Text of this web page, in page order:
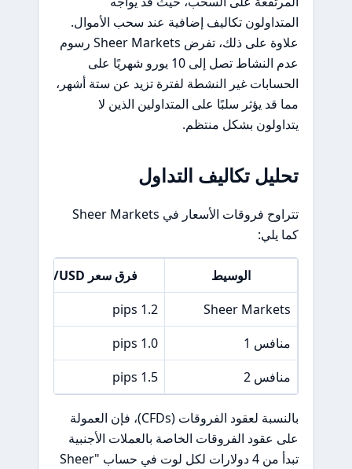
المتداولون تكاليف إضافية عند سحب الأموال.
علاوة على ذلك، تفرض Sheer Markets رسوم
عدم النشاط تصل إلى 10 يورو شهريًا على
الحسابات غير النشطة لفترة تزيد عن ستة أشهر،
مما قد يؤثر سلبًا على المتداولين الذين لا
يتداولون بشكل منتظم.
تحليل تكاليف التداول
تتراوح فروقات الأسعار في Sheer Markets
كما يلي:
الوسيط
فرق سعر EUR/USD
Sheer Markets
1.2 pips
منافس 1
1.0 pips
منافس 2
1.5 pips
بالنسبة لعقود الفروقات (CFDs)، فإن العمولة
على عقود الفروقات الخاصة بالعملات الأجنبية
تبدأ من 4 دولارات لكل لوت في حساب "Sheer